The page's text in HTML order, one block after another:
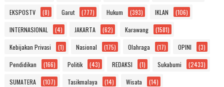
EKSPOSTV (8) Garut (777) Hukum (393) IKLAN (106)
INTERNASIONAL (4) JAKARTA (62) Karawang (1581)
Kebijakan Privasi (1) Nasional (175) Olahraga (17) OPINI (3)
Pendidikan (166) Politik (43) REDAKSI (1) Sukabumi (2433)
SUMATERA (107) Tasikmalaya (14) Wisata (14)